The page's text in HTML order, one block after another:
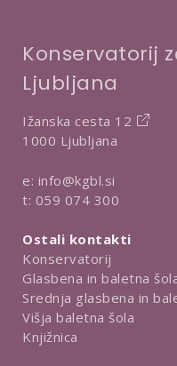
Konservatorij
Ljubljana
Ižanska cesta 12
1000 Ljubljana
e: info@kgbl.si
t: 059 074 300
Ostali kontakti
Konservatorij
Glasbena in baletna
Srednja glasbena in
Višja baletna šola
Knjižnica